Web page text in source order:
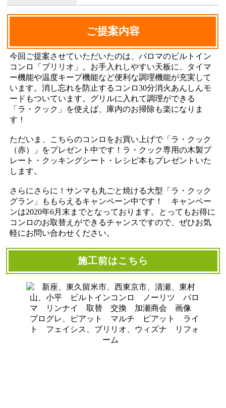
ご提案内容
今回ご提案させていただいたのは、パロマのビルトイン
コンロ「ブリリオ」。お手入れしやすい天板に、タイマ
ー機能や温度キープ機能など便利な調理機能が充実して
います。消し忘れを防止するコンロ30分消火あんしんモ
ードもついています。グリルに入れて調理ができる
「ラ・クック」を使えば、庫内のお掃除も楽になりま
す！
ただいま、こちらのコンロをお買い上げで「ラ・クック
（赤）」をプレゼント中です！ラ・クック専用の木製プ
レート・クッキングシート・レシピ本もプレゼントいた
します。
さらにさらに！サンマも丸ごと焼ける大型「ラ・クック
グラン」ももらえるキャンペーン中です！ キャンペー
ンは2020年6月末までとなっております。とってもお得に
コンロのお取替えができるチャンスですので、ぜひお気
軽にお問い合わせください。
施工前はこちら